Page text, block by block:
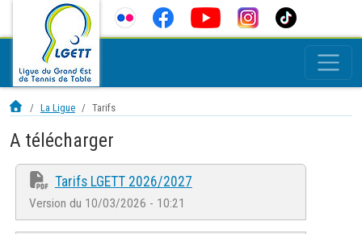
La Ligue Tarifs
A télécharger
Tarifs LGETT 2026/2027
Version du 10/03/2026 - 10:21